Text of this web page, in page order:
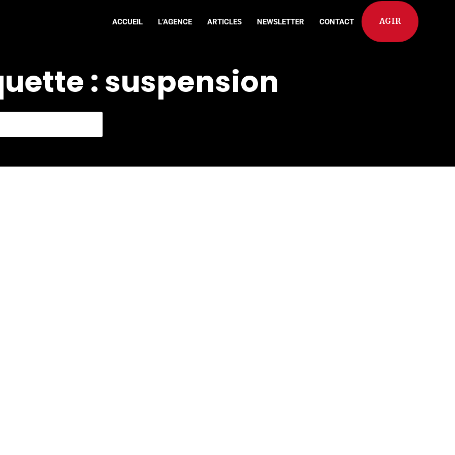
ACCUEIL L’AGENCE ARTICLES NEWSLETTER CONTACT AGIR
: suspension